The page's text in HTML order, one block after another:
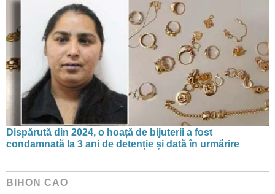
Dispărută din 2024, o hoață de bijuterii a fost
condamnată la 3 ani de detenție și dată în urmărire
BIHON CAO